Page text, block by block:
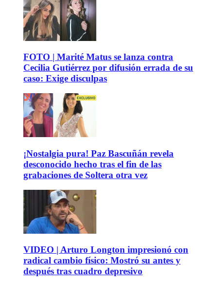
FOTO | Marité Matus se lanza contra
Cecilia Gutiérrez por difusión errada de su
caso: Exige disculpas
¡Nostalgia pura! Paz Bascuñán revela
desconocido hecho tras el fin de las
grabaciones de Soltera otra vez
VIDEO | Arturo Longton impresionó con
radical cambio físico: Mostró su antes y
después tras cuadro depresivo